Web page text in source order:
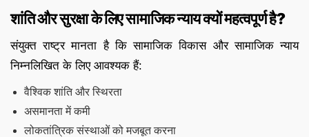
शांति और सुरक्षा के लिए सामाजिक न्याय क्यों महत्वपूर्ण है?
संयुक्त राष्ट्र मानता है कि सामाजिक विकास और सामाजिक न्याय
निम्नलिखित के लिए आवश्यक हैं:
वैश्विक शांति और स्थिरता
असमानता में कमी
लोकतांत्रिक संस्थाओं को मजबूत करना